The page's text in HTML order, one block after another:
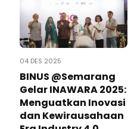
04 DES 2025
BINUS @Semarang
Gelar INAWARA 2025:
Menguatkan Inovasi
dan Kewirausahaan